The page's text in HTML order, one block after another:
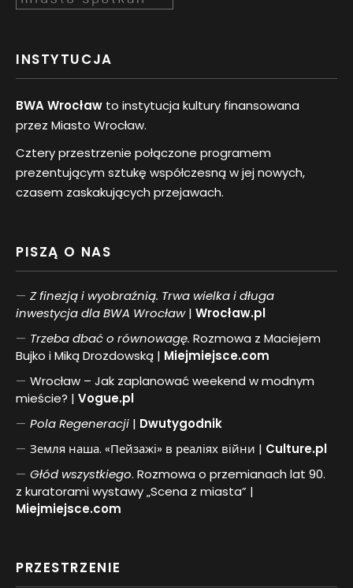
INSTYTUCJA
BWA Wrocław to instytucja kultury finansowana
przez Miasto Wrocław.
Cztery przestrzenie połączone programem
prezentującym sztukę współczesną w jej nowych,
czasem zaskakujących przejawach.
PISZĄ O NAS
Z finezją i wyobraźnią. Trwa wielka i długa
inwestycja dla BWA Wrocław| Wrocław.pl
Trzeba dbać o równowagę. Rozmowa z Maciejem
Bujko i Miką Drozdowską | Miejmiejsce.com
Wrocław – Jak zaplanować weekend w modnym
mieście? | Vogue.pl
PolaRegeneracji | Dwutygodnik
Земля наша. «Пейзажі» в реаліях війни | Culture.pl
Głód wszystkiego. Rozmowa o przemianach lat 90.
z kuratorami wystawy „Scena z miasta” |
Miejmiejsce.com
PRZESTRZENIE